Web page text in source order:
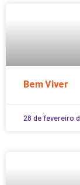
Bem Viver
28 de fevereiro